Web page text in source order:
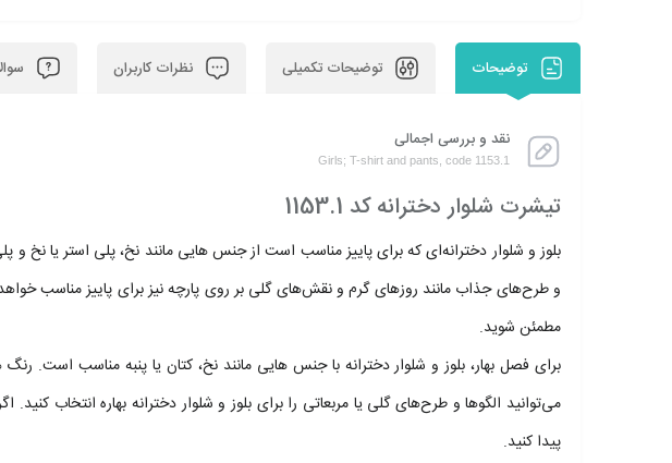
توضیحات توضیحات تکمیلی نظرات کاربران
نقد و بررسی اجمالی
Girls; T-shirt and pants, code 1153.1
تیشرت شلوار دخترانه کد 1153.1
بلوز و شلوار دخترانه‌ای که برای پاییز مناسب است از جنس هایی مانند نخ، پلی استر یا
و طرح‌های جذاب مانند روزهای گرم و نقش‌های گلی بر روی پارچه نیز برای پاییز مناسب خواهد
مطمئن شوید.
برای فصل بهار، بلوز و شلوار دخترانه با جنس هایی مانند نخ، کتان یا پنبه مناسب
می‌توانید الگوها و طرح‌های گلی یا مربعاتی را برای بلوز و شلوار دخترانه بهاره انتخاب
پیدا کنید.